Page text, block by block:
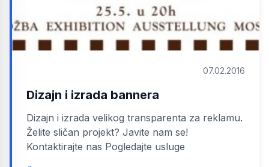
07.02.2016
Dizajn i izrada bannera
Dizajn i izrada velikog transparenta za reklamu.
Želite sličan projekt? Javite nam se!
Kontaktirajte nas Pogledajte usluge